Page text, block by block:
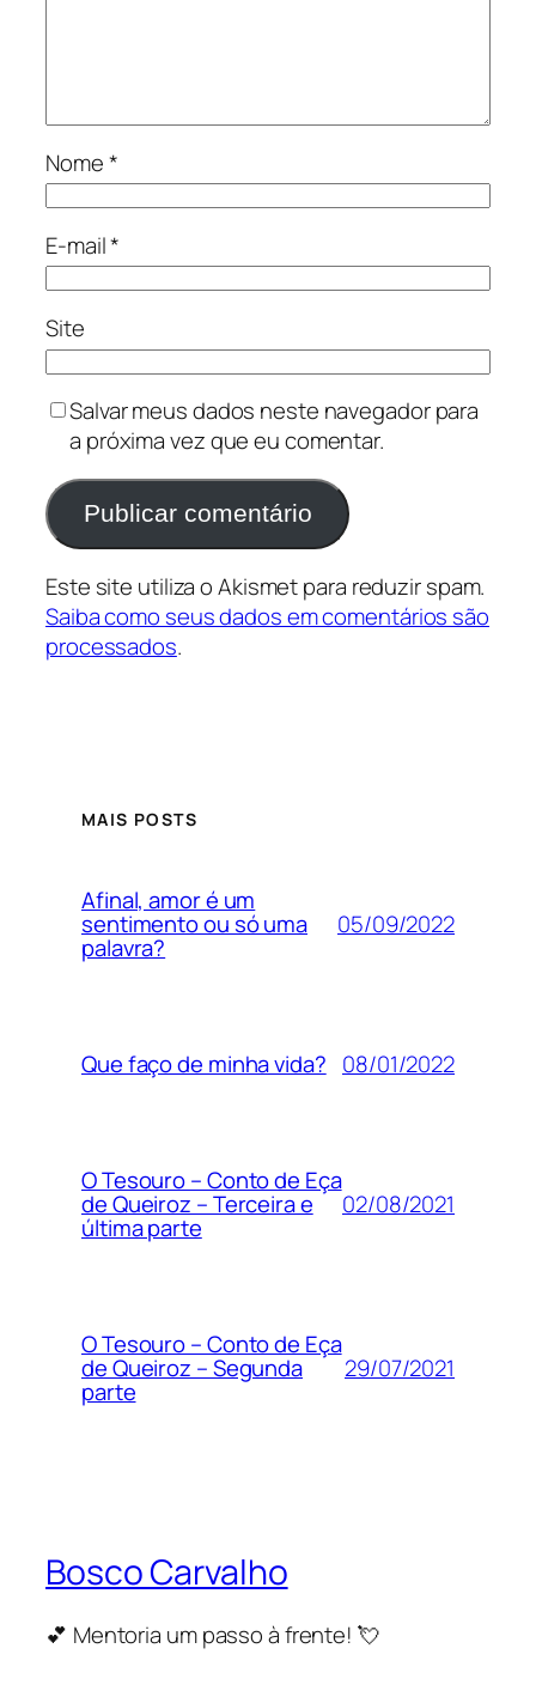
Nome*
E-mail*
Site
Salvar meus dados neste navegador para
a próxima vez que eu comentar.
Este site utiliza o Akismet para reduzir spam.
Saiba como seus dados em comentários são
processados.
MAIS POSTS
Afinal, amor é um
sentimento ou só uma
palavra?
05/09/2022
Que faço de minha vida? 08/01/2022
O Tesouro – Conto de Eça
de Queiroz – Terceira e
última parte
02/08/2021
O Tesouro – Conto de Eça
de Queiroz – Segunda
parte
29/07/2021
Bosco Carvalho
💕 Mentoria um passo à frente! 💘